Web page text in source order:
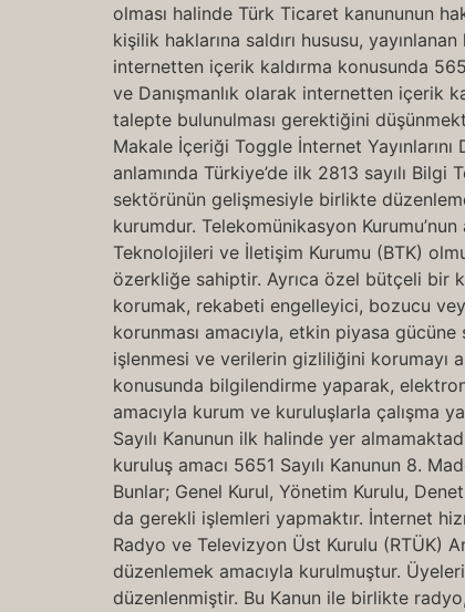
olması halinde Türk Ticaret kanununun
kişilik haklarına saldırı hususu,
internetten içerik kaldırma konusunda
ve Danışmanlık olarak internetten içerik
talepte bulunulması gerektiğini
Makale İçeriği Toggle İnternet
anlamında Türkiye’de ilk 2813 sayılı
sektörünün gelişmesiyle birlikte
kurumdur. Telekomünikasyon
Teknolojileri ve İletişim Kurumu (BTK)
özerkliğe sahiptir. Ayrıca özel bütçeli bir
korumak, rekabeti engelleyici, bozucu
korunması amacıyla, etkin piyasa
işlenmesi ve verilerin gizliliğini korumayı
konusunda bilgilendirme yaparak,
amacıyla kurum ve kuruluşlarla çalışma
Sayılı Kanunun ilk halinde yer
kuruluş amacı 5651 Sayılı Kanunun 8.
Bunlar; Genel Kurul, Yönetim Kurulu,
da gerekli işlemleri yapmaktır. İnternet
Radyo ve Televizyon Üst Kurulu (RTÜK)
düzenlemek amacıyla kurulmuştur.
düzenlenmiştir. Bu Kanun ile birlikte